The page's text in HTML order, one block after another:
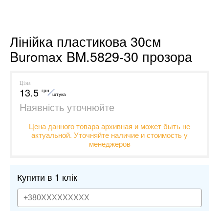
Лінійка пластикова 30см
Buromax BM.5829-30 прозора
Ціна
13.5 грн
штука
Наявність уточнюйте
Цена данного товара архивная и может быть не
актуальной. Уточняйте наличие и стоимость у
менеджеров
Купити в 1 клік